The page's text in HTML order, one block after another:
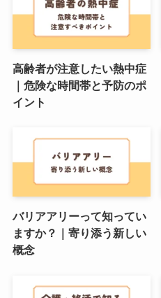
高齢者が注意したい熱中症
｜危険な時間帯と予防のポ
イント
バリアアリーって知ってい
ますか？｜寄り添う新しい
概念